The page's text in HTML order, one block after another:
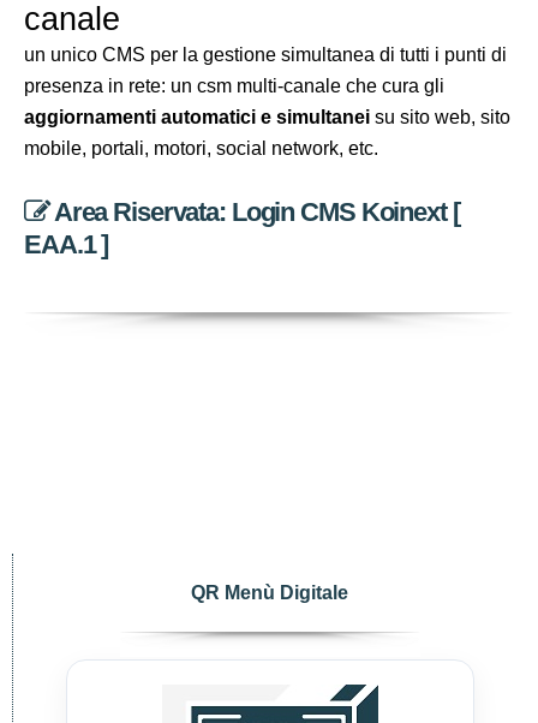
canale
un unico CMS per la gestione simultanea di tutti i punti di
presenza in rete: un csm multi-canale che cura gli
aggiornamenti automatici e simultanei su sito web, sito
mobile, portali, motori, social network, etc.
Area Riservata: Login CMS Koinext [
EAA.1 ]
QR Menù Digitale